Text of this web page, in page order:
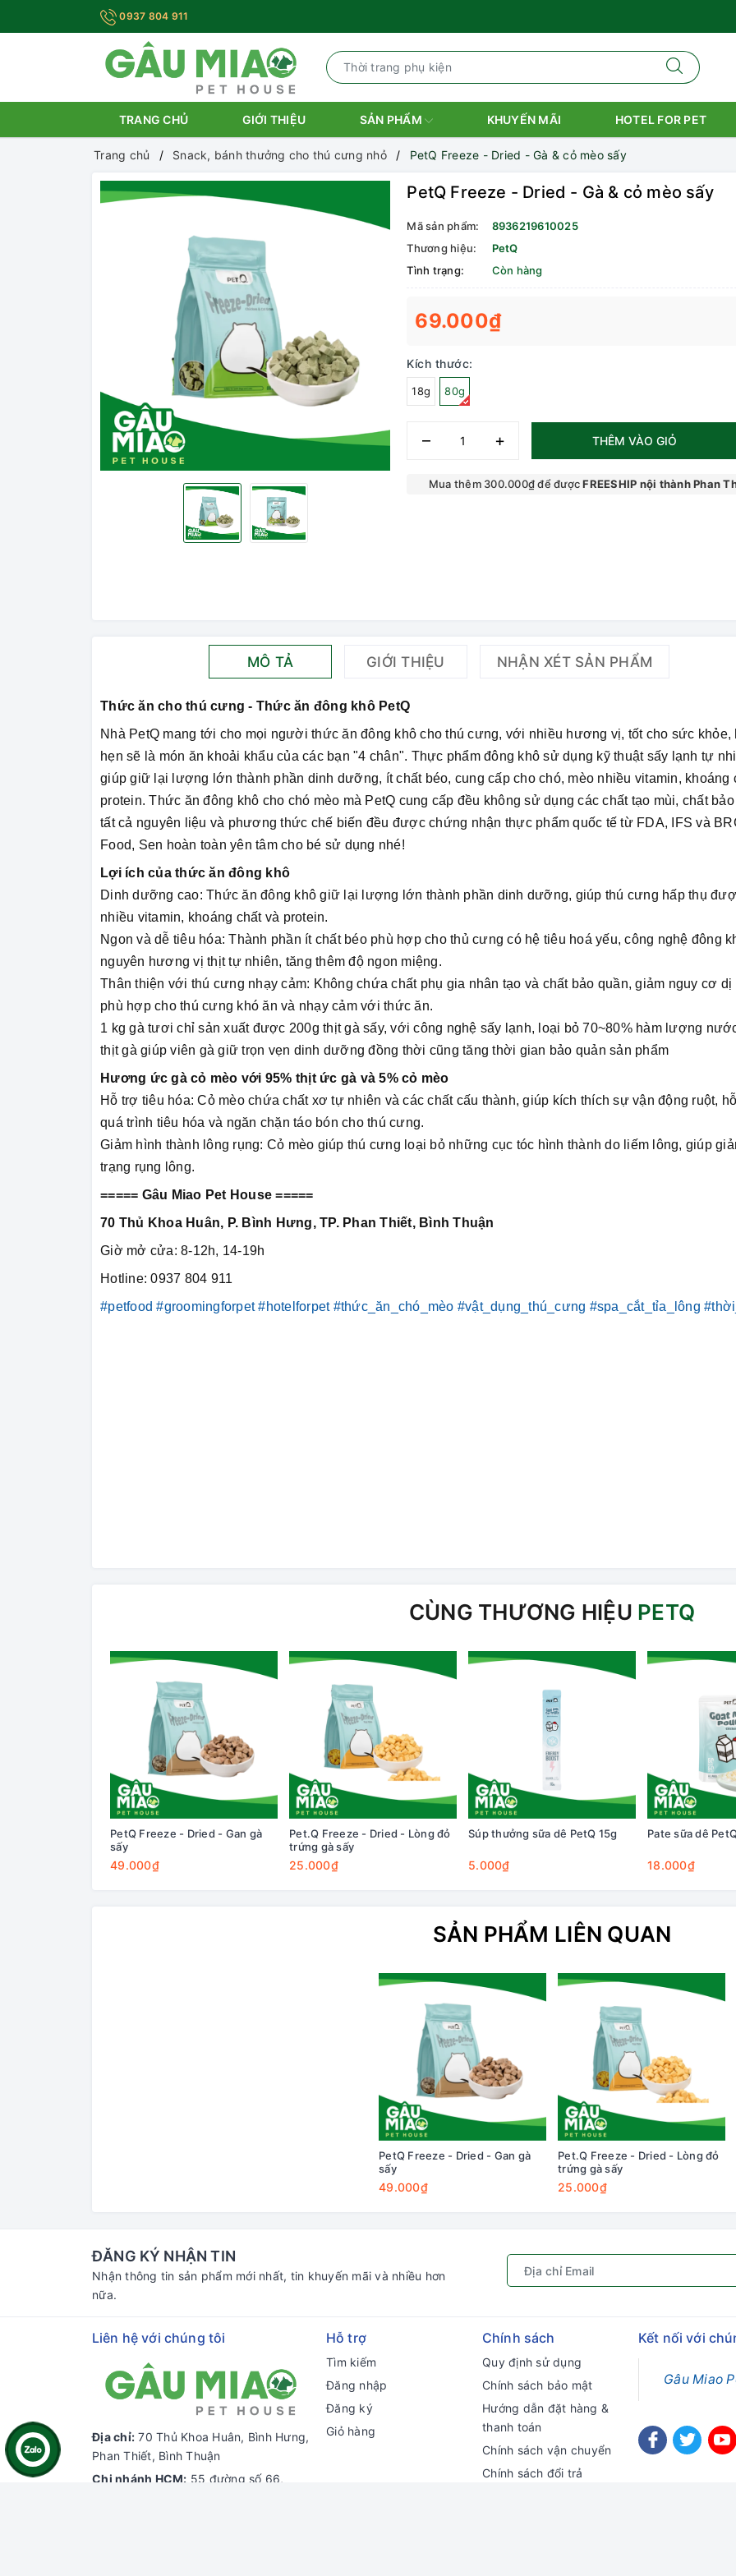
0937 804 911
TRANG CHỦ GIỚI THIỆU SẢN PHẨM KHUYẾN MÃI HOTEL FOR PET
Trang chủ Snack, bánh thưởng cho thú cưng nhỏ PetQ Freeze - Dried - Gà & cỏ mèo sấy
PetQ Freeze - Dried - Gà & cỏ mèo sấy
Mã sản phẩm:
8936219610025
Thương hiệu:
PetQ
Tình trạng:
Còn hàng
69.000₫
Kích thước:
18g 80g
– + THÊM VÀO GIỎ
Mua thêm 300.000₫ để đượcFREESHIP nội thành Phan
MÔ TẢ GIỚI THIỆU NHẬN XÉT SẢN PHẨM
Thức ăn cho thú cưng - Thức ăn đông khô PetQ
Nhà PetQ mang tới cho mọi người thức ăn đông khô cho thú cưng, với nhiều hương vị, tốt cho sức khỏe,
hẹn sẽ là món ăn khoải khẩu của các bạn "4 chân". Thực phẩm đông khô sử dụng kỹ thuật sấy lạnh tự
giúp giữ lại lượng lớn thành phần dinh dưỡng, ít chất béo, cung cấp cho chó, mèo nhiều vitamin, khoáng
protein. Thức ăn đông khô cho chó mèo mà PetQ cung cấp đều không sử dụng các chất tạo mùi, chất bảo
tất cả nguyên liệu và phương thức chế biến đều được chứng nhận thực phẩm quốc tế từ FDA, IFS và
Food, Sen hoàn toàn yên tâm cho bé sử dụng nhé!
Lợi ích của thức ăn đông khô
Dinh dưỡng cao: Thức ăn đông khô giữ lại lượng lớn thành phần dinh dưỡng, giúp thú cưng hấp thụ
nhiều vitamin, khoáng chất và protein.
Ngon và dễ tiêu hóa: Thành phần ít chất béo phù hợp cho thủ cưng có hệ tiêu hoá yếu, công nghệ đông
nguyên hương vị thịt tự nhiên, tăng thêm độ ngon miệng.
Thân thiện với thú cưng nhạy cảm: Không chứa chất phụ gia nhân tạo và chất bảo quần, giảm nguy cơ dị
phù hợp cho thú cưng khó ăn và nhạy cảm với thức ăn.
1 kg gà tươi chỉ sản xuất được 200g thịt gà sấy, với công nghệ sấy lạnh, loại bỏ 70~80% hàm lượng
thịt gà giúp viên gà giữ trọn vẹn dinh dưỡng đồng thời cũng tăng thời gian bảo quản sản phẩm
Hương ức gà cỏ mèo với 95% thịt ức gà và 5% cỏ mèo
Hỗ trợ tiêu hóa: Cỏ mèo chứa chất xơ tự nhiên và các chất cấu thành, giúp kích thích sự vận động ruột,
quá trình tiêu hóa và ngăn chặn táo bón cho thú cưng.
Giảm hình thành lông rụng: Cỏ mèo giúp thú cưng loại bỏ những cục tóc hình thành do liếm lông, giúp
trạng rụng lông.
===== Gâu Miao Pet House =====
70 Thủ Khoa Huân, P. Bình Hưng, TP. Phan Thiết, Bình Thuận
Giờ mở cửa: 8-12h, 14-19h
Hotline: 0937 804 911
#petfood #groomingforpet #hotelforpet #thức_ăn_chó_mèo #vật_dụng_thú_cưng #spa_cắt_tỉa_lông
CÙNG THƯƠNG HIỆU PETQ
PetQ Freeze - Dried - Gan gà
sấy
49.000₫
Pet.Q Freeze - Dried - Lòng đỏ
trứng gà sấy
25.000₫
Súp thưởng sữa dê PetQ 15g
5.000₫
Pate sữa dê
18.000₫
SẢN PHẨM LIÊN QUAN
PetQ Freeze - Dried - Gan gà
sấy
49.000₫
Pet.Q Freeze - Dried - Lòng đỏ
trứng gà sấy
25.000₫
ĐĂNG KÝ NHẬN TIN
Nhận thông tin sản phẩm mới nhất, tin khuyến mãi và nhiều hơn
nữa.
Liên hệ với chúng tôi
Địa chỉ: 70 Thủ Khoa Huân, Bình Hưng,
Phan Thiết, Bình Thuận
Chi nhánh HCM: 55 đường số 66,
Hỗ trợ
Tìm kiếm
Đăng nhập
Đăng ký
Giỏ hàng
Chính sách
Quy định sử dụng
Chính sách bảo mật
Hướng dẫn đặt hàng &
thanh toán
Chính sách vận chuyển
Chính sách đổi trả
Kết nối với
Gâu Miao